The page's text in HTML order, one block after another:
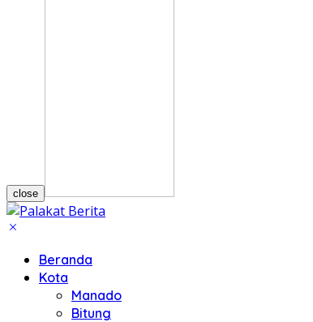
close
Beranda
Kota
Manado
Bitung